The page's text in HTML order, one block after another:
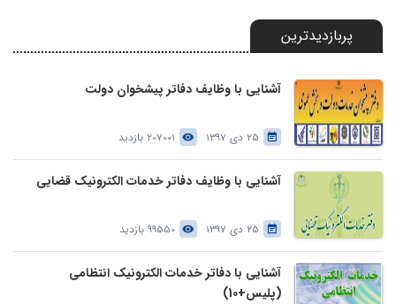
پربازدیدترین
آشنایی با وظایف دفاتر پیشخوان دولت
25 دی 1397 207001 بازدید
آشنایی با وظایف دفاتر خدمات الکترونیک قضایی
25 دی 1397 99550 بازدید
آشنایی با دفاتر خدمات الکترونیک انتظامی
(پلیس+10)